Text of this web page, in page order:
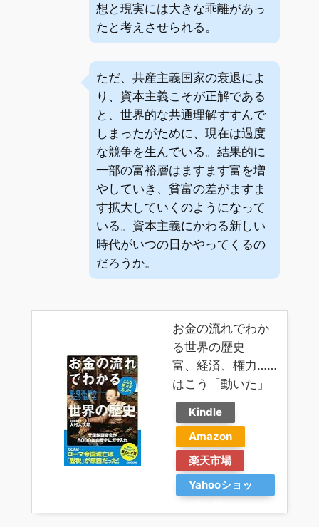
想と現実には大きな乖離があっ
たと考えさせられる。
ただ、共産主義国家の衰退によ
り、資本主義こそが正解である
と、世界的な共通理解すすんで
しまったがために、現在は過度
な競争を生んでいる。結果的に
一部の富裕層はますます富を増
やしていき、貧富の差がますま
す拡大していくのようになって
いる。資本主義にかわる新しい
時代がいつの日かやってくるの
だろうか。
お金の流れでわか
る世界の歴史
富、経済、権力……
はこう「動いた」
Kindle
Amazon
楽天市場
Yahooショッ